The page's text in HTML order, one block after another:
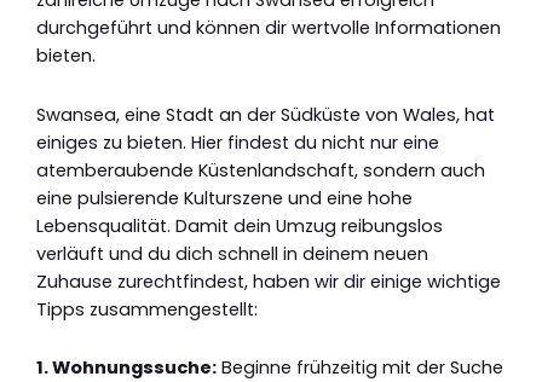
durchgeführt und können dir wertvolle Informationen
bieten.
Swansea, eine Stadt an der Südküste von Wales, hat
einiges zu bieten. Hier findest du nicht nur eine
atemberaubende Küstenlandschaft, sondern auch
eine pulsierende Kulturszene und eine hohe
Lebensqualität. Damit dein Umzug reibungslos
verläuft und du dich schnell in deinem neuen
Zuhause zurechtfindest, haben wir dir einige wichtige
Tipps zusammengestellt:
1. Wohnungssuche: Beginne frühzeitig mit der Suche